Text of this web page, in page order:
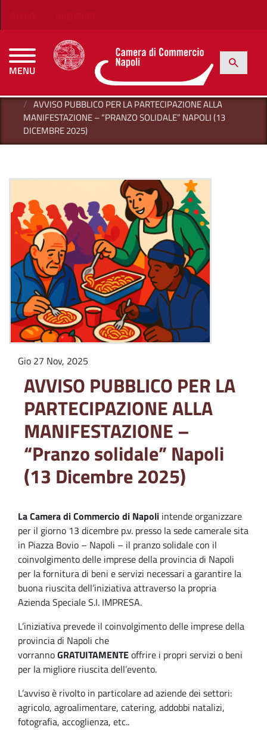
MENU
CAMERE DI COMMERCIO D'ITALIA
Cerca
h
AVVISO PUBBLICO PER LA PARTECIPAZIONE ALLA
MANIFESTAZIONE – “PRANZO SOLIDALE” NAPOLI (13
DICEMBRE 2025)
Gio 27 Nov, 2025
AVVISO PUBBLICO PER LA
PARTECIPAZIONE ALLA
MANIFESTAZIONE –
“Pranzo solidale” Napoli
(13 Dicembre 2025)
La Camera di Commercio di Napoli intende organizzare
per il giorno 13 dicembre p.v. presso la sede camerale sita
in Piazza Bovio – Napoli – il pranzo solidale con il
coinvolgimento delle imprese della provincia di Napoli
per la fornitura di beni e servizi necessari a garantire la
buona riuscita dell’iniziativa attraverso la propria
Azienda Speciale S.I. IMPRESA.
L’iniziativa prevede il coinvolgimento delle imprese della
provincia di Napoli che
vorrannoGRATUITAMENTEoffrire i propri servizi o beni
per la migliore riuscita dell’evento.
L’avviso è rivolto in particolare ad aziende dei settori:
agricolo, agroalimentare, catering, addobbi natalizi,
fotografia, accoglienza, etc..